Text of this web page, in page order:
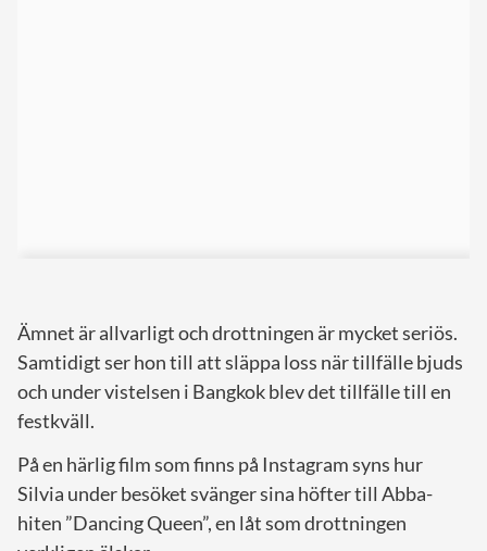
Ämnet är allvarligt och drottningen är mycket seriös.
Samtidigt ser hon till att släppa loss när tillfälle bjuds
och under vistelsen i Bangkok blev det tillfälle till en
festkväll.
På en härlig film som finns på Instagram syns hur
Silvia under besöket svänger sina höfter till Abba-
hiten ”Dancing Queen”, en låt som drottningen